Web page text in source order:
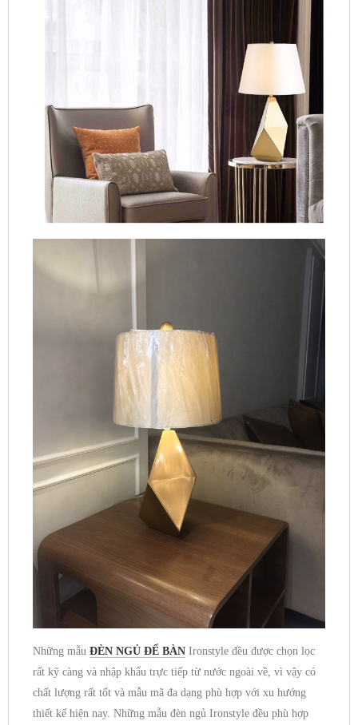
Những mẫu ĐÈN NGỦ ĐỂ BÀN Ironstyle đều được chọn lọc
rất kỹ càng và nhập khẩu trực tiếp từ nước ngoài về, vì vậy có
chất lượng rất tốt và mẫu mã đa dạng phù hợp với xu hướng
thiết kế hiện nay. Những mẫu đèn ngủ Ironstyle đều phù hợp